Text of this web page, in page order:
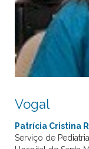
Vogal
Patrícia Cristina
Serviço de Pediatria